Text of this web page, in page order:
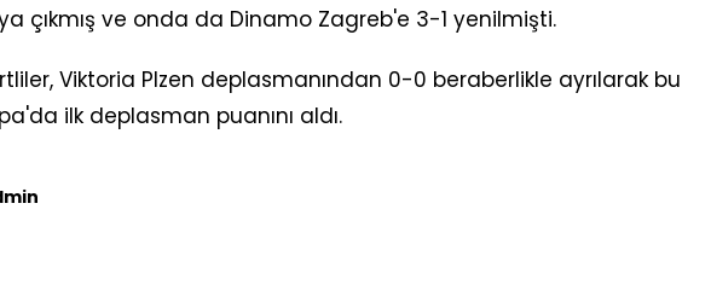
çıkmış ve onda da Dinamo Zagreb'e 3-1 yenilmişti.
Viktoria Plzen deplasmanından 0-0 beraberlikle ayrılarak bu
ilk deplasman puanını aldı.